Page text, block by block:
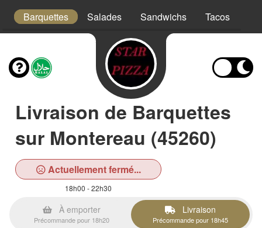
Barquettes Salades Sandwichs Tacos
Livraison de Barquettes
sur Montereau (45260)
Actuellement fermé...
18h00 - 22h30
À emporter
Précommande pour 18h20
Livraison
Précommande pour 18h45